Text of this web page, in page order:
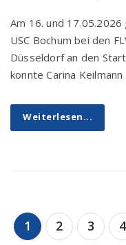
Am 16. und
USC Bochum bei den
Düsseldorf an den
konnte Carina
Weiterlesen...
1 2 3 4